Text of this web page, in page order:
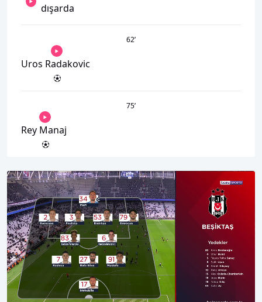
dışarda
62’
Uros Radakovic
75’
Rey Manaj
00:19